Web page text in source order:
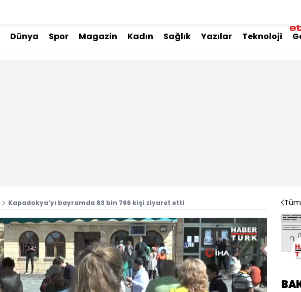
Dünya Spor Magazin Kadın Sağlık Yazılar Teknoloji
Kapadokya’yı bayramda 83 bin 766 kişi ziyaret etti